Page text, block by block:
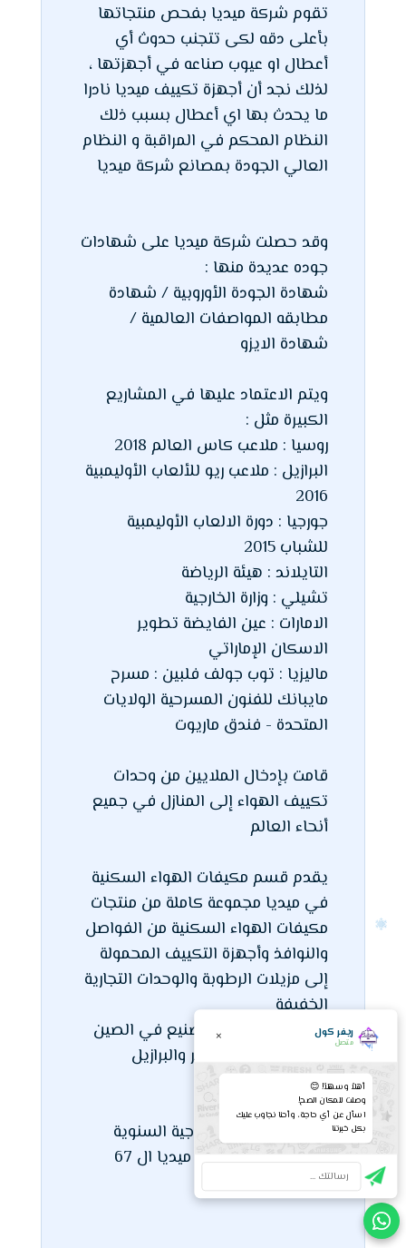
تقوم شركة ميديا بفحص منتجاتها
بأعلى دقه لكى تتجنب حدوث أي
أعطال او عيوب صناعه في أجهزتها ،
لذلك نجد أن أجهزة تكييف ميديا نادرا
ما يحدث بها اي أعطال بسبب ذلك
النظام المحكم في المراقبة و النظام
العالي الجودة بمصانع شركة ميديا
وقد حصلت شركة ميديا على شهادات
جوده عديدة منها :
شهادة الجودة الأوروبية / شهادة
مطابقه المواصفات العالمية /
شهادة الايزو
ويتم الاعتماد عليها في المشاريع
الكبيرة مثل :
روسيا : ملاعب كاس العالم 2018
البرازيل : ملاعب ريو للألعاب الأوليمبية
2016
جورجيا : دورة الالعاب الأوليمبية
للشباب 2015
التايلاند : هيئة الرياضة
تشيلي : وزارة الخارجية
الامارات : عين الفايضة تطوير
الاسكان الإماراتي
ماليزيا : توب جولف فلبين : مسرح
مايبانك للفنون المسرحية الولايات
المتحدة - فندق ماريوت
قامت بإدخال الملايين من وحدات
تكييف الهواء إلى المنازل في جميع
أنحاء العالم
يقدم قسم مكيفات الهواء السكنية
في ميديا مجموعة كاملة من منتجات
مكيفات الهواء السكنية من الفواصل
والنوافذ وأجهزة التكييف المحمولة
إلى مزيلات الرطوبة والوحدات التجارية
الخفيفة
من خلال 11 قاعدة تصنيع في الصين
وفيتنام والهند ومصر والبرازيل
والأرجنتين ،
وتتجاوز الطاقة الإنتاجية السنوية
لمكيفات الهواء في ميديا ال 67
مليون جهاز.
ريفر كول
متصل ×
أهلاً وسهلاً! 😊
وصلت للمكان الصح!
اسأل عن أي حاجة، وأحنا نجاوب عليك
بكل خبرتنا